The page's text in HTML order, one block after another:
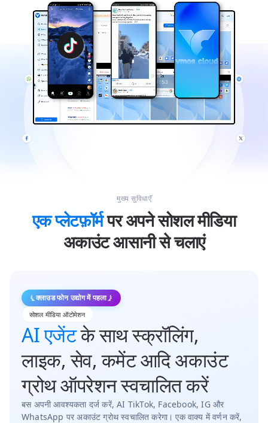
मुख्य सुविधाएँ
एक प्लेटफ़ॉर्मपर अपने सोशल मीडिया
अकाउंट आसानी से चलाएं
क्लाउड फोन उद्योग में पहला
सोशल मीडिया ऑटोमेशन
AI एजेंटके साथ स्क्रॉलिंग,
लाइक, सेव, कमेंट आदि अकाउंट
ग्रोथ ऑपरेशन स्वचालित करें
बस अपनी आवश्यकता दर्ज करें, AI TikTok, Facebook, IG और
WhatsApp पर अकाउंट ग्रोथ स्वचालित करेगा। एक वाक्य में वर्णन करें,